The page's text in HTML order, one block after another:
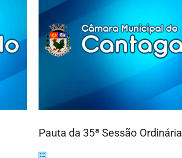
Pauta da 35ª Sessão Ordinária